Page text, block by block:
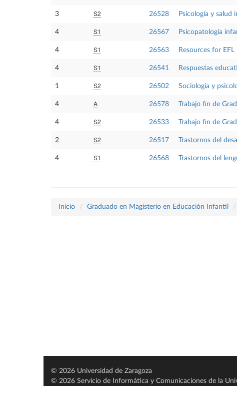
3 S2 26528 Psicología y salud
4 S1 26567 Psicopatología
4 S1 26563 Resources for
4 S1 26541 Respuestas
1 S2 26502 Sociología y
4 A 26578 Trabajo fin de
4 S2 26533 Trabajo fin de
2 S2 26517 Trastornos del
4 S1 26568 Trastornos del
Inicio Graduado en Magisterio en Educación Infantil
© 2026 Universidad de Zaragoza
© 2026 Servicio de Informática y Comunicaciones de la